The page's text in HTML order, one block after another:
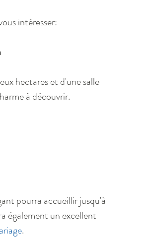
intéresser:
hectares et d'une salle
à découvrir.
pourra accueillir jusqu'à
également un excellent
.